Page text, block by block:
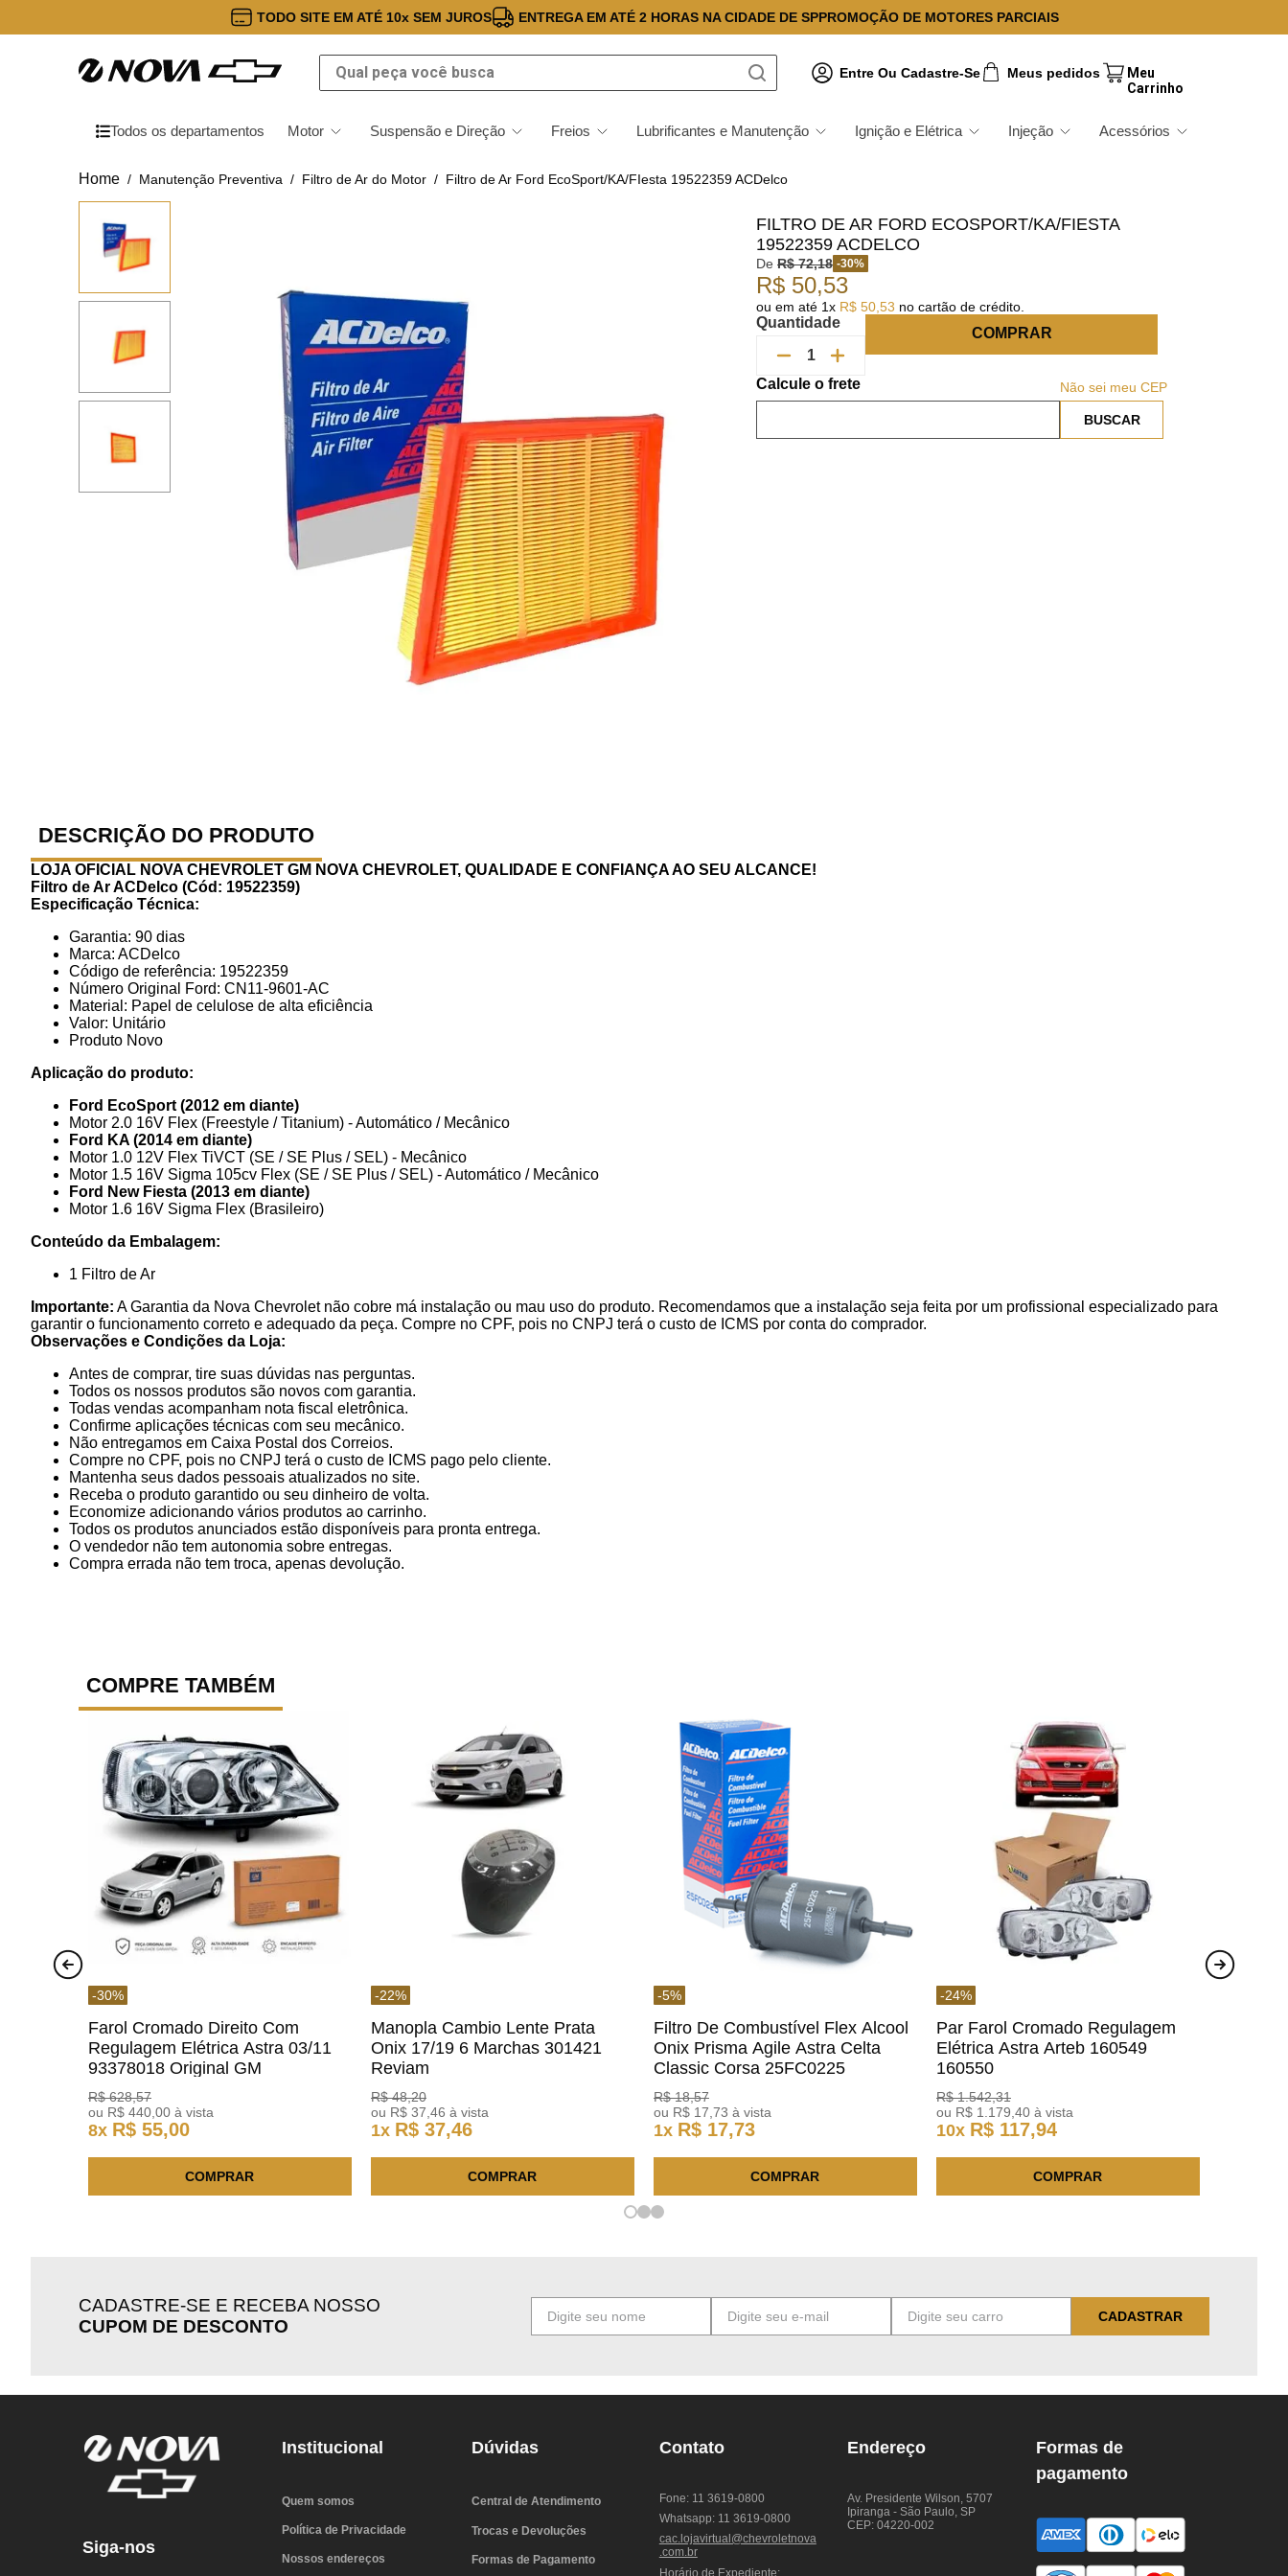
TODO SITE EM ATÉ 10x SEM JUROS ENTREGA EM ATÉ 2 HORAS NA CIDADE DE SPPROMOÇÃO DE MOTORES PARCIAIS
Qual peça você busca
Entre Ou Cadastre-Se Meus pedidos
Todos os departamentos Motor Suspensão e Direção Freios Lubrificantes e Manutenção Ignição e Elétrica Injeção Acessórios
Manutenção Preventiva Filtro de Ar do Motor Filtro de Ar Ford EcoSport/KA/FIesta 19522359 ACDelco
FILTRO DE AR FORD ECOSPORT/KA/FIESTA
19522359 ACDELCO
De R$ 72,18 -30%
R$ 50,53
ou em até 1x R$ 50 53 no cartão de crédito.
Quantidade
COMPRAR
Não sei meu CEP
DESCRIÇÃO DO PRODUTO
LOJA OFICIAL NOVA CHEVROLET GM NOVA CHEVROLET, QUALIDADE E CONFIANÇA AO SEU ALCANCE!
Filtro de Ar ACDelco (Cód: 19522359)
Especificação Técnica:
Garantia: 90 dias
Marca: ACDelco
Código de referência: 19522359
Número Original Ford: CN11-9601-AC
Material: Papel de celulose de alta eficiência
Valor: Unitário
Produto Novo
Aplicação do produto:
Ford EcoSport (2012 em diante)
Motor 2.0 16V Flex (Freestyle / Titanium) - Automático / Mecânico
Ford KA (2014 em diante)
Motor 1.0 12V Flex TiVCT (SE / SE Plus / SEL) - Mecânico
Motor 1.5 16V Sigma 105cv Flex (SE / SE Plus / SEL) - Automático / Mecânico
Ford New Fiesta (2013 em diante)
Motor 1.6 16V Sigma Flex (Brasileiro)
Conteúdo da Embalagem:
1 Filtro de Ar
Importante: A Garantia da Nova Chevrolet não cobre má instalação ou mau uso do produto. Recomendamos que a instalação seja feita por um profissional especializado para
garantir o funcionamento correto e adequado da peça. Compre no CPF, pois no CNPJ terá o custo de ICMS por conta do comprador.
Observações e Condições da Loja:
Antes de comprar, tire suas dúvidas nas perguntas.
Todos os nossos produtos são novos com garantia.
Todas vendas acompanham nota fiscal eletrônica.
Confirme aplicações técnicas com seu mecânico.
Não entregamos em Caixa Postal dos Correios.
Compre no CPF, pois no CNPJ terá o custo de ICMS pago pelo cliente.
Mantenha seus dados pessoais atualizados no site.
Receba o produto garantido ou seu dinheiro de volta.
Economize adicionando vários produtos ao carrinho.
Todos os produtos anunciados estão disponíveis para pronta entrega.
O vendedor não tem autonomia sobre entregas.
Compra errada não tem troca, apenas devolução.
COMPRE TAMBÉM
-30%
Farol Cromado Direito Com
Regulagem Elétrica Astra 03/11
93378018 Original GM
R$ 628,57
ou R$ 440 ,00 à vista
8x R$ 55,00
COMPRAR
-22%
Manopla Cambio Lente Prata
Onix 17/19 6 Marchas 301421
Reviam
R$ 48,20
ou R$ 37 ,46 à vista
1x R$ 37,46
COMPRAR
-5%
Filtro De Combustível Flex Alcool
Onix Prisma Agile Astra Celta
Classic Corsa 25FC0225
ACDelco
R$ 18,57
ou R$ 17 ,73 à vista
1x R$ 17,73
COMPRAR
-24%
Par Farol Cromado Regulagem
Elétrica Astra Arteb 160549
160550
R$ 1.542,31
ou R$ 1 179 ,40 à vista
10x R$ 117,94
COMPRAR
CADASTRE-SE E RECEBA NOSSO
CUPOM DE DESCONTO
CADASTRAR
Siga-nos
Institucional
Quem somos
Política de Privacidade
Nossos endereços
Dúvidas
Central de Atendimento
Trocas e Devoluções
Formas de Pagamento
Contato
Fone: 11 3619-0800
Whatsapp: 11 3619-0800
cac.lojavirtual@chevroletnova
.com.br
Horário de Expediente:
Endereço
Av. Presidente Wilson, 5707
Ipiranga - São Paulo, SP
CEP: 04220-002
Formas de
pagamento